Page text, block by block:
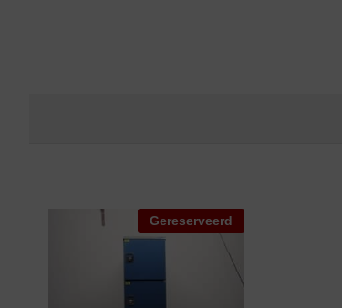
Gereserveerd